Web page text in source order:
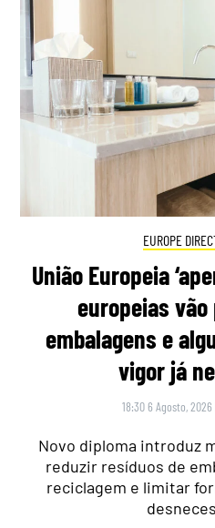
EUROPE
União Europeia
europeias
embalagens e
vigor já
18:30 6 Agosto, 2026
Novo diploma introduz
reduzir resíduos de
reciclagem e limitar